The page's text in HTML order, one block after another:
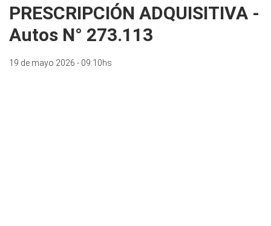
PRESCRIPCIÓN ADQUISITIVA -
Autos N° 273.113
19 de mayo 2026 - 09:10hs